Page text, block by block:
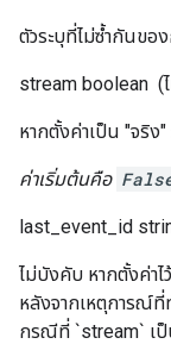
ตัวระบุที่ไม่ซ้ำกันขอ
stream boolean (
หากตั้งค่าเป็น "จริง
ค่าเริ่มต้นคือ
last_event_id
ไม่บังคับ หากตั้งค่าไ
หลังจากเหตุการณ์ที่
กรณีที่ `stream` เป็